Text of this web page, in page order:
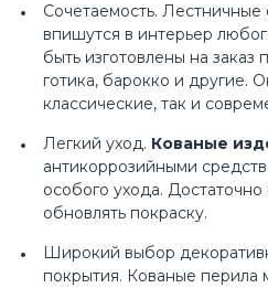
Сочетаемость. Лестничные
впишутся в интерьер
быть изготовлены на заказ
готика, барокко и другие.
классические, так и
Легкий уход. Кованые
антикоррозийными
особого ухода. Достаточно
обновлять покраску.
Широкий выбор
покрытия. Кованые перила